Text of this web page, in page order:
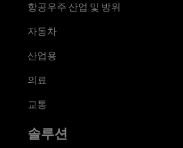
항공우주 산업 및 방위
자동차
산업용
의료
교통
솔루션